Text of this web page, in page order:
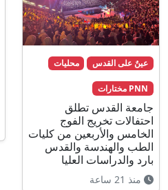
عينٌ على القدس محليات
PNN مختارات
جامعة القدس تطلق
احتفالات تخريج الفوج
الخامس والأربعين من كليات
الطب والهندسة والقدس
بارد والدراسات العليا
منذ 21 ساعة